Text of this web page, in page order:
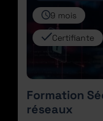
9 mois
Certifiante
Formation
réseaux